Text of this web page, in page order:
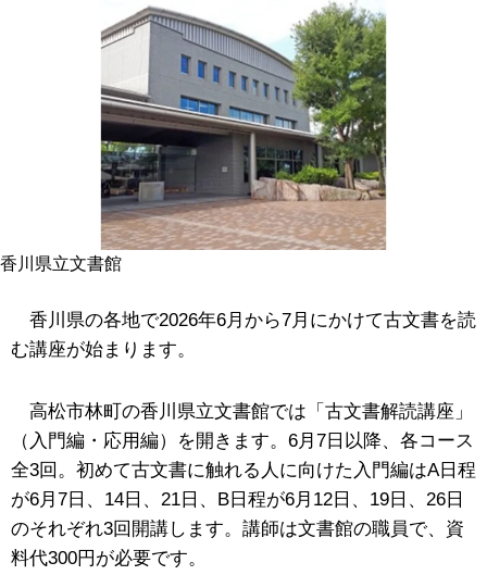
香川県立文書館
香川県の各地で2026年6月から7月にかけて古文書を読
む講座が始まります。
高松市林町の香川県立文書館では 「古文書解読講座」
（入門編・応用編）を開きます。6月7日以降、各コース
全3回。初めて古文書に触れる人に向けた入門編はA日程
が6月7日、14日、21日、B日程が6月12日、19日、26日
のそれぞれ3回開講します。講師は文書館の職員で、資
料代300円が必要です。